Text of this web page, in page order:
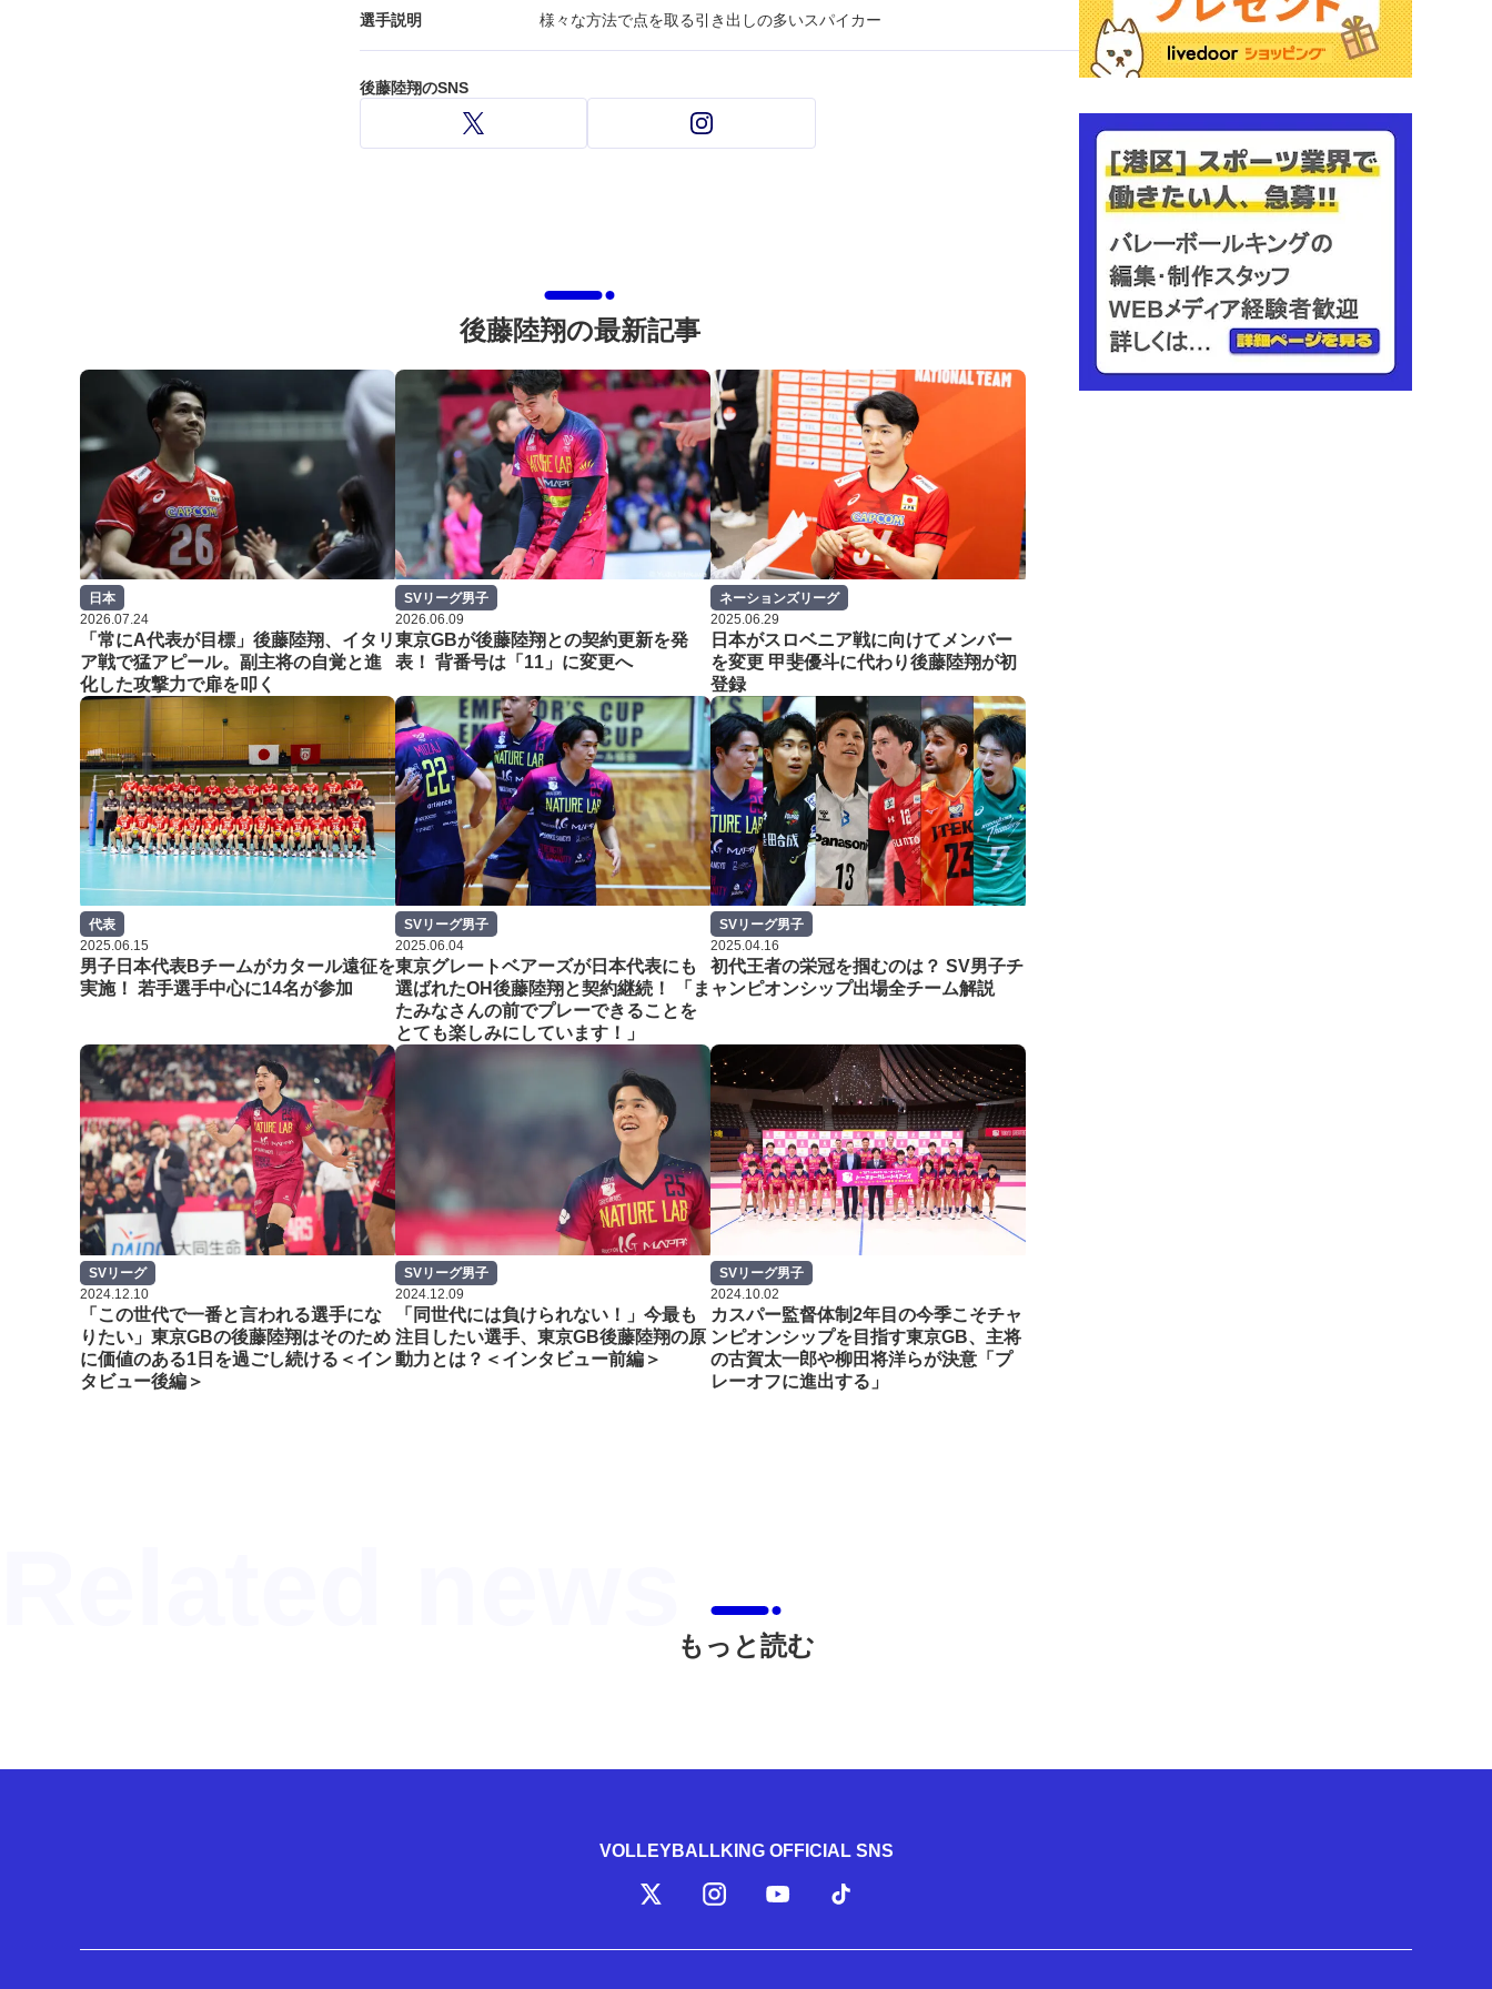
選手説明 様々な方法で点を取る引き出しの多いスパイカー
後藤陸翔のSNS
後藤陸翔の最新記事
日本
2026.07.24
「常にA代表が目標」後藤陸翔、イタリ
ア戦で猛アピール。副主将の自覚と進
化した攻撃力で扉を叩く
SVリーグ男子
2026.06.09
東京GBが後藤陸翔との契約更新を発
表！ 背番号は「11」に変更へ
ネーションズリーグ
2025.06.29
日本がスロベニア戦に向けてメンバー
を変更 甲斐優斗に代わり後藤陸翔が初
登録
代表
2025.06.15
男子日本代表Bチームがカタール遠征を
実施！ 若手選手中心に14名が参加
SVリーグ男子
2025.06.04
東京グレートベアーズが日本代表にも
選ばれたOH後藤陸翔と契約継続！ 「ま
たみなさんの前でプレーできることを
とても楽しみにしています！」
SVリーグ男子
2025.04.16
初代王者の栄冠を掴むのは？ SV男子チ
ャンピオンシップ出場全チーム解説
SVリーグ
2024.12.10
「この世代で一番と言われる選手にな
りたい」東京GBの後藤陸翔はそのため
に価値のある1日を過ごし続ける＜イン
タビュー後編＞
SVリーグ男子
2024.12.09
「同世代には負けられない！」今最も
注目したい選手、東京GB後藤陸翔の原
動力とは？＜インタビュー前編＞
SVリーグ男子
2024.10.02
カスパー監督体制2年目の今季こそチャ
ンピオンシップを目指す東京GB、主将
の古賀太一郎や柳田将洋らが決意「プ
レーオフに進出する」
もっと読む
VOLLEYBALLKING OFFICIAL SNS